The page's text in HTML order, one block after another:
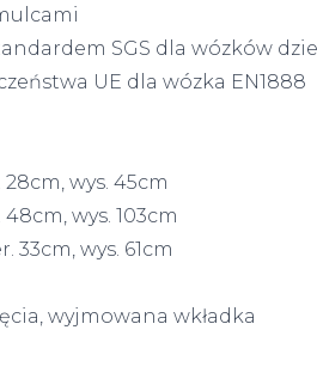
SGS dla wózków
UE dla wózka EN1888
28cm, wys. 45cm
48cm, wys. 103cm
33cm, wys. 61cm
wyjmowana wkładka